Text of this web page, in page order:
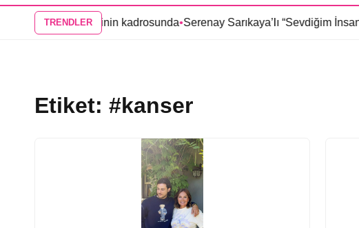
TRENDLER
Sevda” dizisinin kadrosunda•Serenay Sarıkaya’lı “Sevdiğim
Etiket: #kanser